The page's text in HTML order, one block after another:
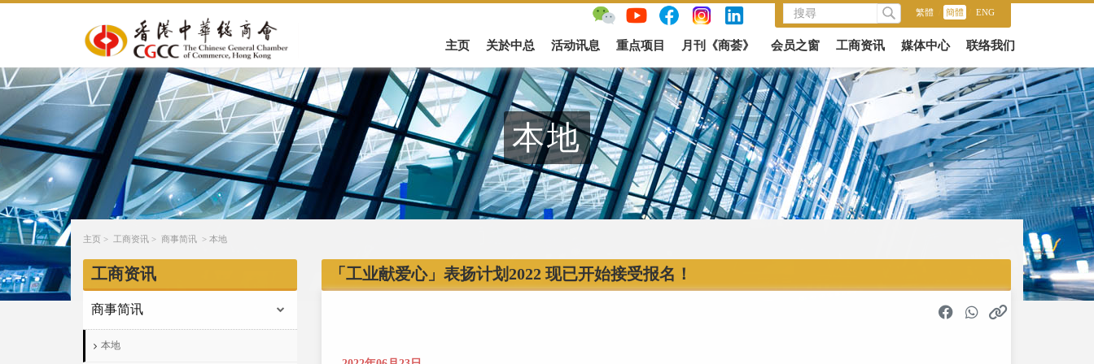
繁體 簡體 ENG
主页 关於中总 活动讯息 重点项目 月刊《商荟》 会员之窗 工商资讯 媒体中心 联络我们
本地
主页 > 工商资讯 > 商事简讯 > 本地
工商资讯
商事简讯
本地
「工业献爱心」表扬计划2022 现已开始接受报名！